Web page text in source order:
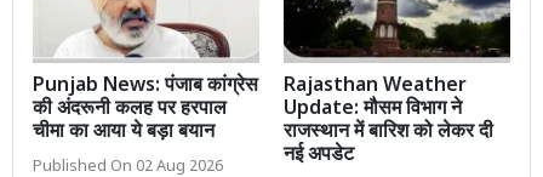
Punjab News: पंजाब कांग्रेस
की अंदरूनी कलह पर हरपाल
चीमा का आया ये बड़ा बयान
Published On 02 Aug 2026
Rajasthan Weather
Update: मौसम विभाग ने
राजस्थान में बारिश को लेकर दी
नई अपडेट